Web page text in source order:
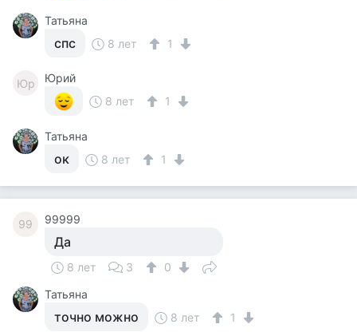
Татьяна
спс 8 лет 1
Юр
Юрий
8 лет
1
Татьяна
ок 8 лет 1
99 99999
Да
8 лет 3
0
Татьяна
точно можно 8 лет 1